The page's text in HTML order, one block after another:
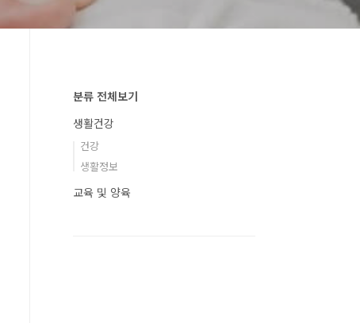
분류 전체보기
생활건강
건강
생활정보
교육 및 양육